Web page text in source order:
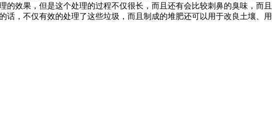
效果，但是这个处理的过程不仅很长，而且还有会比较刺鼻的臭味，而且
，不仅有效的处理了这些垃圾，而且制成的堆肥还可以用于改良土壤、用